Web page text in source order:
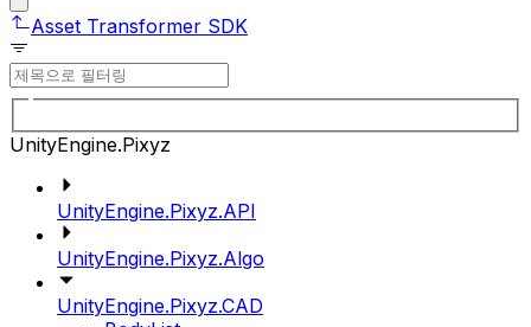
Asset Transformer SDK
UnityEngine.Pixyz
UnityEngine.Pixyz.API
UnityEngine.Pixyz.Algo
UnityEngine.Pixyz.CAD